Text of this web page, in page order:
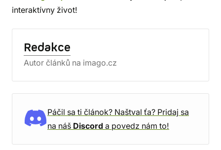
interaktívny život!
Redakce
Autor článků na imago.cz
Páčil sa ti článok? Naštval ťa? Pridaj sa
na náš Discord a povedz nám to!